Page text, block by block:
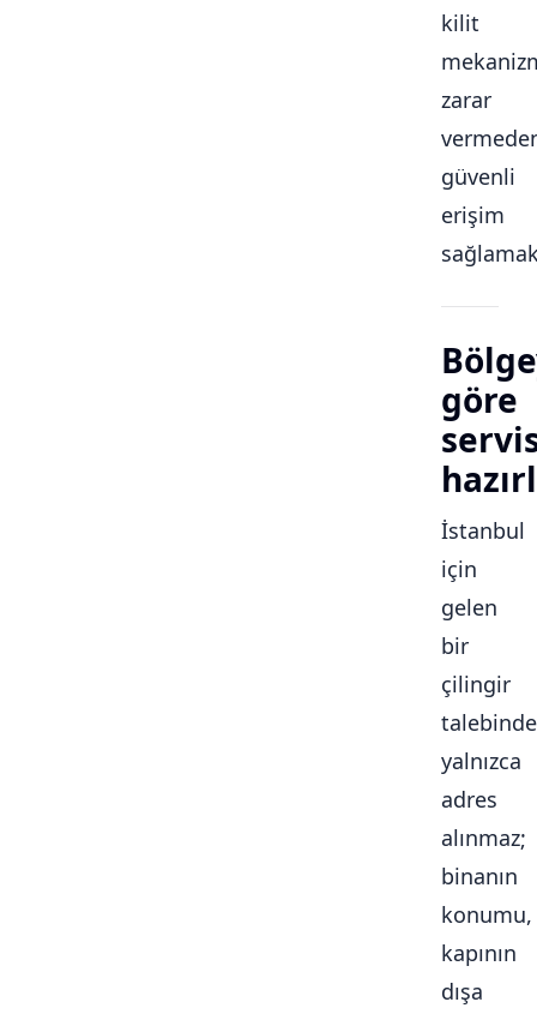
kilit
zarar
güvenli
erişim
göre
İstanbul
için
gelen
bir
çilingir
talebinde
yalnızca
adres
alınmaz;
binanın
konumu,
kapının
dışa